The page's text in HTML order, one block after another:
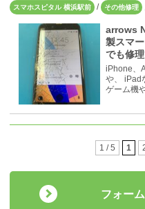
スマホスピタル 横浜駅前 / その他修理
arrows
製スマ
でも修
iPhone、
や、 iPad
ゲーム機
1 / 5 1
フォー